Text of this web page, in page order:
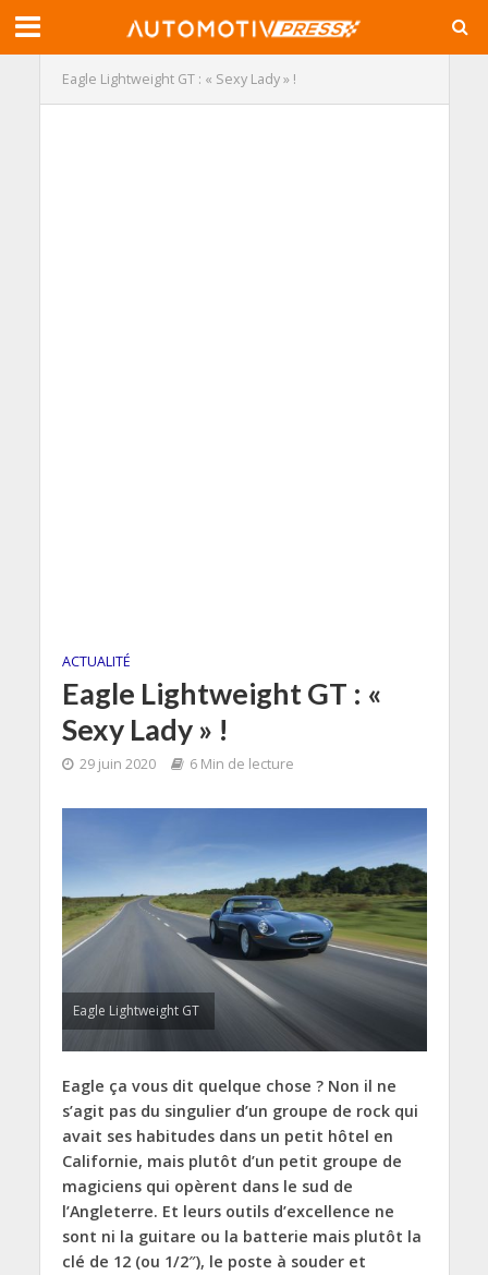
Eagle Lightweight GT : « Sexy Lady » !
ACTUALITÉ
Eagle Lightweight GT : «
Sexy Lady » !
29 juin 2020 6 Min de lecture
Eagle Lightweight GT
Eagle ça vous dit quelque chose ? Non il ne
s’agit pas du singulier d’un groupe de rock qui
avait ses habitudes dans un petit hôtel en
Californie, mais plutôt d’un petit groupe de
magiciens qui opèrent dans le sud de
l’Angleterre. Et leurs outils d’excellence ne
sont ni la guitare ou la batterie mais plutôt la
clé de 12 (ou 1/2″), le poste à souder et